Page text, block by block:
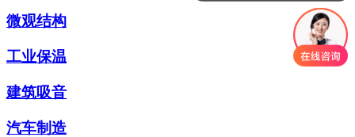
微观结构
工业保温
建筑吸音
汽车制造